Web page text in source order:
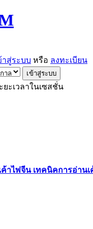
าสู่ระบบ หรือ ลงทะเบียน
ะเวลาในเซสชั่น
าไพ่จีน เทคนิคการอ่าน